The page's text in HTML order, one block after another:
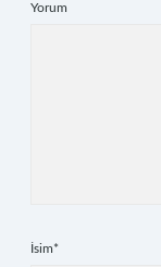
Yorum
İsim*